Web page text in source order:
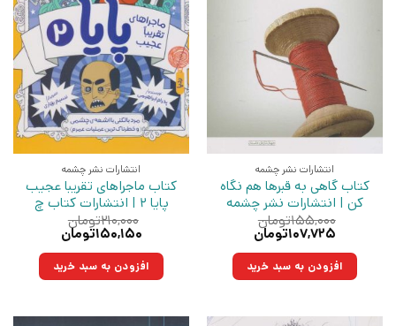
انتشارات نشر چشمه
کتاب گاهی به قبرها هم نگاه
کن | انتشارات نشر چشمه
۱۵۵,۰۰۰تومان
قیمت
۱۵۵,۰۰۰تومان
بود.
۱۰۷,۷۲۵تومان
۱۰۷,۷۲۵تومان.افزودن به سبد خرید
انتشارات نشر چشمه
کتاب ماجراهای تقریبا عجیب
پایا 2 | انتشارات کتاب چ
۲۱۰,۰۰۰تومان
قیمت
۲۱۰,۰۰۰تومان
بود.
۱۵۰,۱۵۰تومان
۱۵۰,۱۵۰تومان.افزودن به سبد خرید